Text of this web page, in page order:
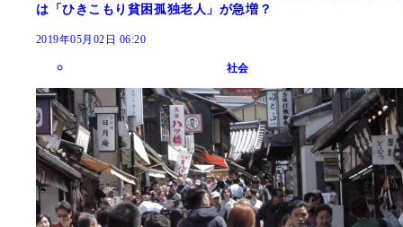
は「ひきこもり貧困孤独老人」が急増？
2019年05月02日 06:20
社会